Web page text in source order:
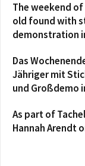
The weekend of
old found with
demonstration
Das
Jähriger mit
und Großdemo
As part of
Hannah Arendt